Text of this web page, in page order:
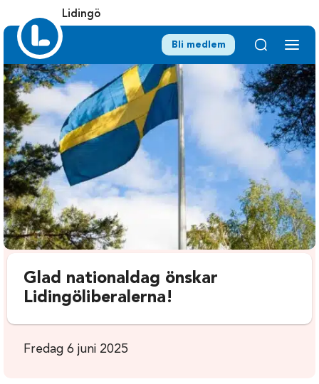
Lidingö
Bli medlem
Glad nationaldag önskar
Lidingöliberalerna!
Fredag 6 juni 2025